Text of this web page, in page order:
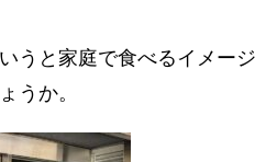
うと家庭で食べるイメージ
うか。